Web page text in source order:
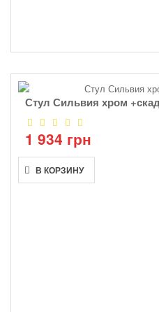
Стул Сильвия хром
1 934 грн
В КОРЗИНУ